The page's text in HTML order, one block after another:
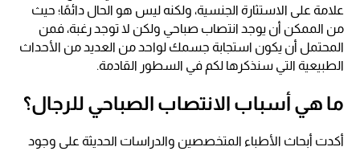
علامة على الاستثارة الجنسية، ولكنه ليس هو الحال دائمًا؛ حيث
من الممكن أن يوجد انتصاب صباحي ولكن لا توجد رغبة، فمن
المحتمل أن يكون استجابة جسمك لواحد من العديد من الأحداث
الطبيعية التي سنذكرها لكم في السطور القادمة.
ما هي أسباب الانتصاب الصباحي للرجال؟
أكدت أبحاث الأطباء المتخصصين والدراسات الحديثة على وجود